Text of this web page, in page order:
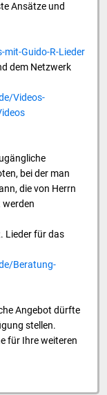
Ansätze und
Guido-R-Lieder
dem Netzwerk
Videos-
bei der man
die von Herrn
werden
Lieder für das
Beratung-
Angebot dürfte
stellen.
für Ihre weiteren